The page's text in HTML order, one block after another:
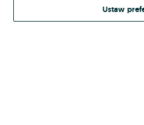
Kontynuując za pośrednictwem
Regulamin serwisu
Ustaw